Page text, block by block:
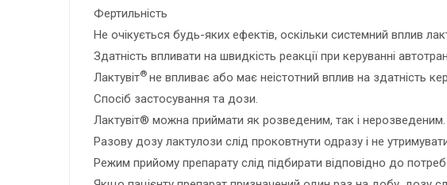
Фертильність
Не очікується будь-яких ефектів, оскільки системний вплив
Здатність впливати на швидкість реакції при керуванні
Лактувіт® не впливає або має неістотний вплив на здатність
Спосіб застосування та дози.
Лактувіт® можна приймати як розведеним, так і
Разову дозу лактулози слід проковтнути одразу і не
Режим прийому препарату слід підбирати відповідно до потреб